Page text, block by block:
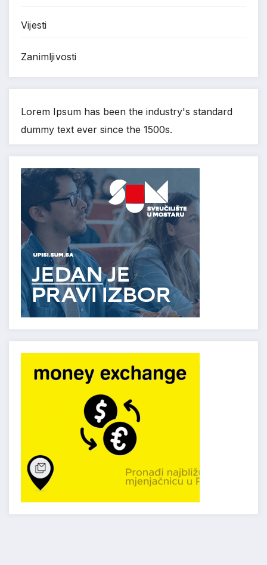
Vijesti
Zanimljivosti
Lorem Ipsum has been the industry's standard
dummy text ever since the 1500s.